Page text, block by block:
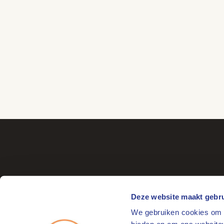
Deze website maakt
We gebruiken cookies